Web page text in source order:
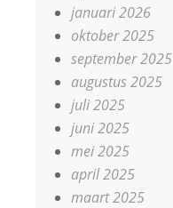
januari 2026
oktober 2025
september 2025
augustus 2025
juli 2025
juni 2025
mei 2025
april 2025
maart 2025